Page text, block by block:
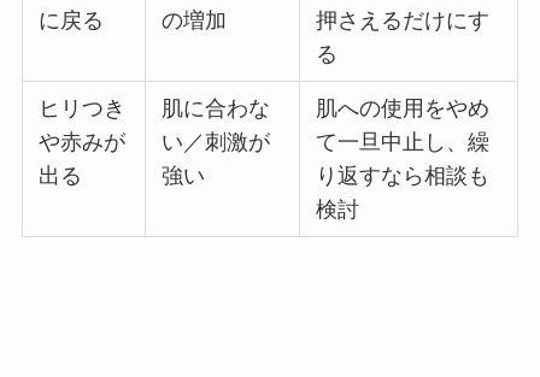
に戻る
の増加
押さえるだけにす
る
ヒリつき
や赤みが
出る
肌に合わな
い／刺激が
強い
肌への使用をやめ
て一旦中止し、繰
り返すなら相談も
検討